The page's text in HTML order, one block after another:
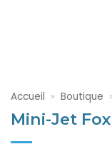
Accueil » Boutique »
Mini-Jet